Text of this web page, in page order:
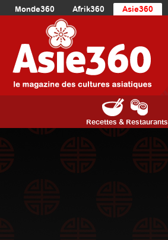
Monde360 Afrik360 Asie360
Europe360
Océanie360
Recettes & Restaurants